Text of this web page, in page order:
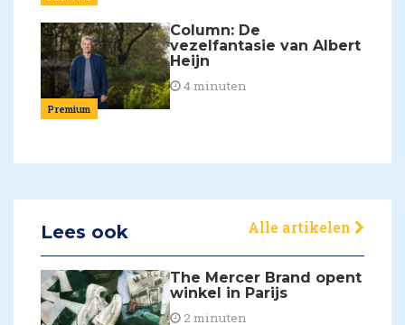
Premium
Column: De
vezelfantasie van Albert
Heijn
4 minuten
Lees ook Alle artikelen
The Mercer Brand opent
winkel in Parijs
2 minuten